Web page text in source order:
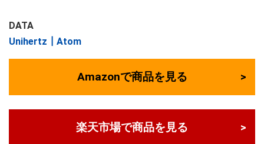
DATA
Unihertz┃Atom
Amazonで商品を見る
楽天市場で商品を見る